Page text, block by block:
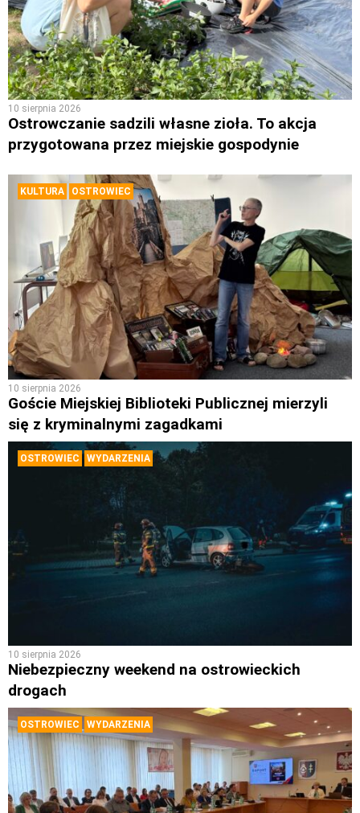
10 sierpnia 2026
Ostrowczanie sadzili własne zioła. To akcja
przygotowana przez miejskie gospodynie
KULTURA OSTROWIEC
10 sierpnia 2026
Goście Miejskiej Biblioteki Publicznej mierzyli
się z kryminalnymi zagadkami
OSTROWIEC WYDARZENIA
10 sierpnia 2026
Niebezpieczny weekend na ostrowieckich
drogach
OSTROWIEC WYDARZENIA